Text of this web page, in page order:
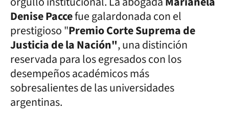
Denise Paccefue galardonada con el
prestigioso "Premio Corte Suprema de
Justicia de la Nación", una distinción
reservada para los egresados con los
desempeños académicos más
sobresalientes de las universidades
argentinas.